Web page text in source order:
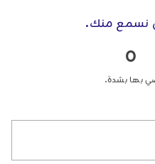
نسمع منك.
0
بها بشدة.